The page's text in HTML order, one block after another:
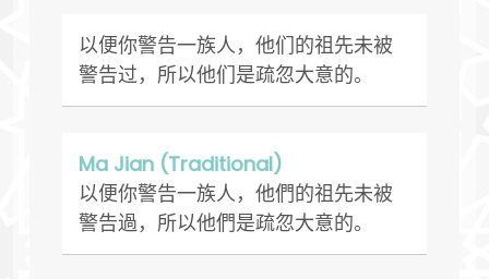
以便你警告一族人，他们的祖先未被
警告过，所以他们是疏忽大意的。
Ma Jian (Traditional)
以便你警告一族人，他們的祖先未被
警告過，所以他們是疏忽大意的。